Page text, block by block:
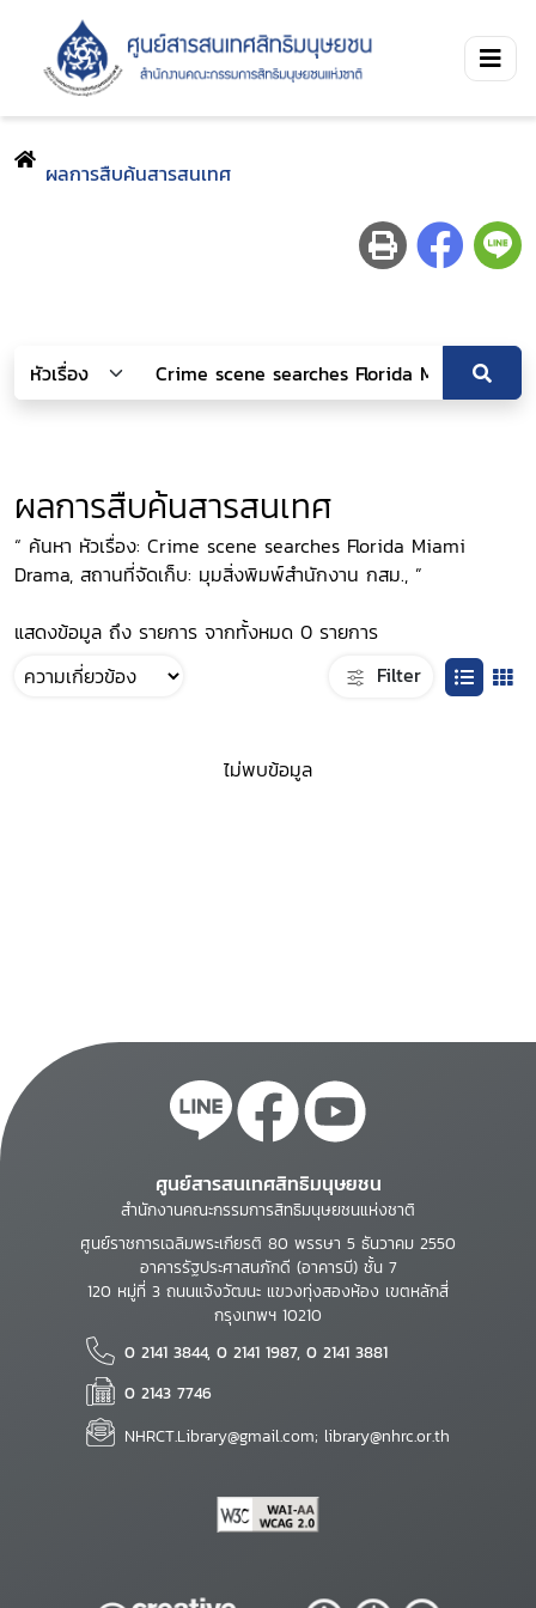
ผลการสืบค้นสารสนเทศ
ผลการสืบค้นสารสนเทศ
“ ค้นหา หัวเรื่อง: Crime scene searches Florida Miami
Drama, สถานที่จัดเก็บ: มุมสิ่งพิมพ์สำนักงาน กสม., ”
แสดงข้อมูล ถึง รายการ จากทั้งหมด 0 รายการ
Filter
ไม่พบข้อมูล
ศูนย์สารสนเทศสิทธิมนุษยชน
สำนักงานคณะกรรมการสิทธิมนุษยชนแห่งชาติ
ศูนย์ราชการเฉลิมพระเกียรติ 80 พรรษา 5 ธันวาคม 2550
อาคารรัฐประศาสนภักดี (อาคารบี) ชั้น 7
120 หมู่ที่ 3 ถนนแจ้งวัฒนะ แขวงทุ่งสองห้อง เขตหลักสี่
กรุงเทพฯ 10210
0 2141 3844, 0 2141 1987, 0 2141 3881
0 2143 7746
NHRCT.Library@gmail.com; library@nhrc.or.th